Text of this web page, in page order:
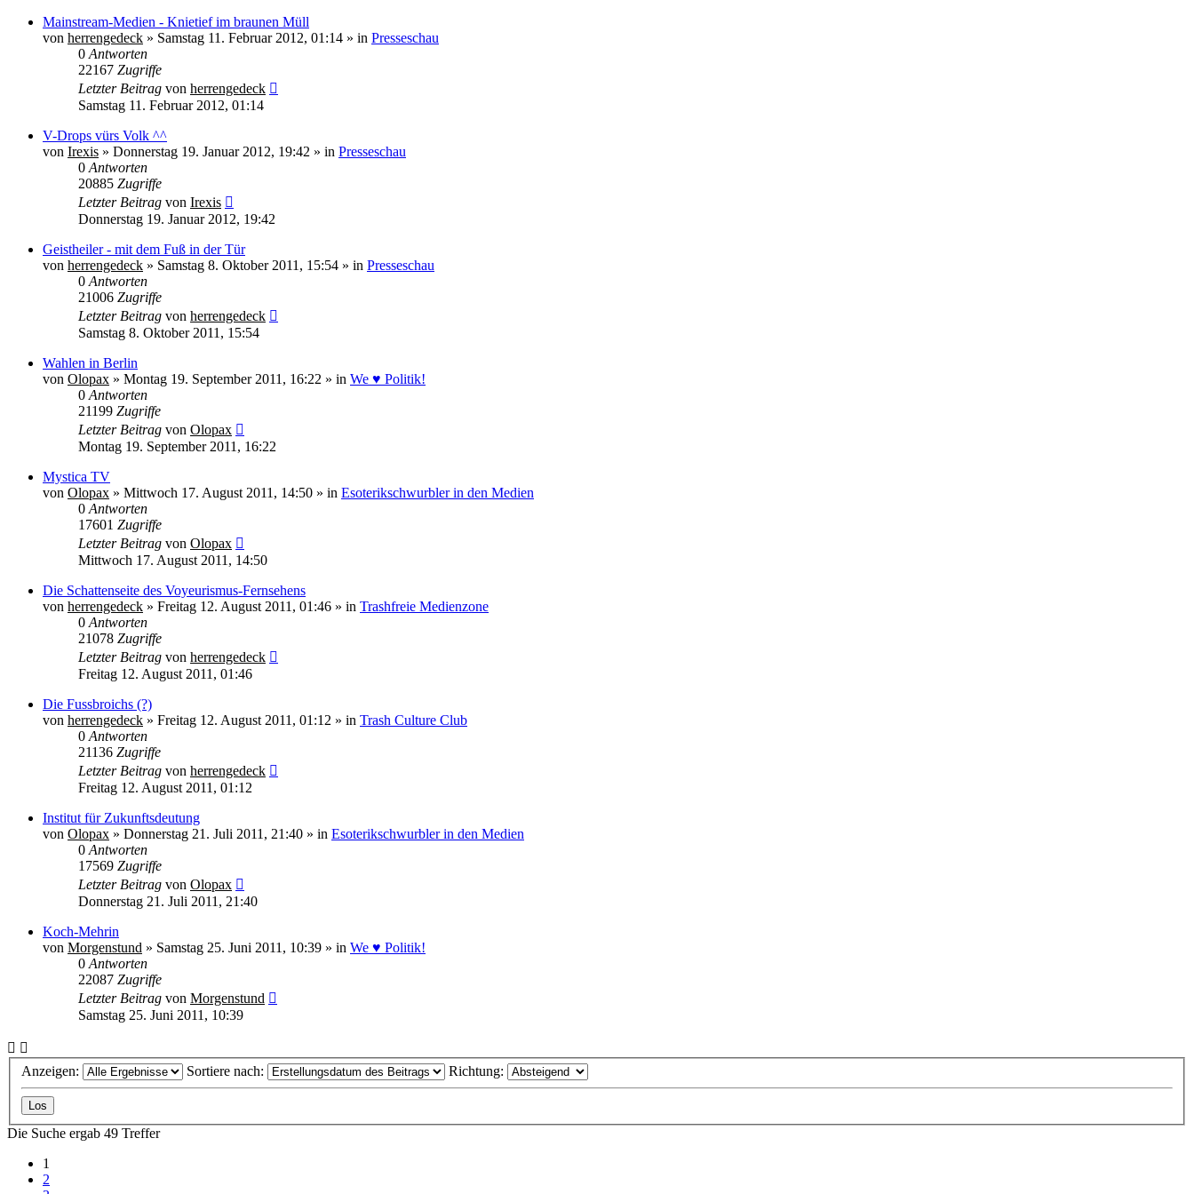
Mainstream-Medien - Knietief im braunen Müll
von herrengedeck » Samstag 11. Februar 2012, 01:14 » in Presseschau
0 Antworten
22167 Zugriffe
Letzter Beitrag von herrengedeck
Samstag 11. Februar 2012, 01:14
V-Drops vürs Volk ^^
von Irexis » Donnerstag 19. Januar 2012, 19:42 » in Presseschau
0 Antworten
20885 Zugriffe
Letzter Beitrag von Irexis
Donnerstag 19. Januar 2012, 19:42
Geistheiler - mit dem Fuß in der Tür
von herrengedeck » Samstag 8. Oktober 2011, 15:54 » in Presseschau
0 Antworten
21006 Zugriffe
Letzter Beitrag von herrengedeck
Samstag 8. Oktober 2011, 15:54
Wahlen in Berlin
von Olopax » Montag 19. September 2011, 16:22 » in We ♥ Politik!
0 Antworten
21199 Zugriffe
Letzter Beitrag von Olopax
Montag 19. September 2011, 16:22
Mystica TV
von Olopax » Mittwoch 17. August 2011, 14:50 » in Esoterikschwurbler in den Medien
0 Antworten
17601 Zugriffe
Letzter Beitrag von Olopax
Mittwoch 17. August 2011, 14:50
Die Schattenseite des Voyeurismus-Fernsehens
von herrengedeck » Freitag 12. August 2011, 01:46 » in Trashfreie Medienzone
0 Antworten
21078 Zugriffe
Letzter Beitrag von herrengedeck
Freitag 12. August 2011, 01:46
Die Fussbroichs (?)
von herrengedeck » Freitag 12. August 2011, 01:12 » in Trash Culture Club
0 Antworten
21136 Zugriffe
Letzter Beitrag von herrengedeck
Freitag 12. August 2011, 01:12
Institut für Zukunftsdeutung
von Olopax » Donnerstag 21. Juli 2011, 21:40 » in Esoterikschwurbler in den Medien
0 Antworten
17569 Zugriffe
Letzter Beitrag von Olopax
Donnerstag 21. Juli 2011, 21:40
Koch-Mehrin
von Morgenstund » Samstag 25. Juni 2011, 10:39 » in We ♥ Politik!
0 Antworten
22087 Zugriffe
Letzter Beitrag von Morgenstund
Samstag 25. Juni 2011, 10:39
Anzeigen: Sortiere nach: Richtung:
Die Suche ergab 49 Treffer
1
2